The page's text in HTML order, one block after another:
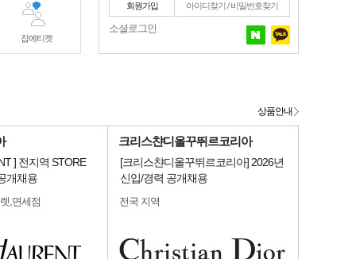
잡에티켓
회원가입 아이디찾기/비밀번호찾기
소셜로그인
] 전지역 STORE
개채용
,면세점
크리스챤디올꾸뛰르코리아
[크리스챤디올꾸뛰르코리아] 2026년
신입/경력 공개채용
전국 지역
상품안내